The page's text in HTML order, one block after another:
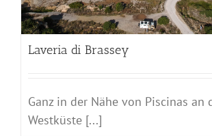
Laveria di Brassey
Ganz in der Nähe von Piscinas an
Westküste [...]